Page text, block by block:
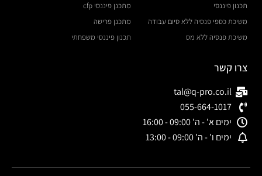
תכנון פיננסי
משיכת כספי פנסיה ללא סיום עבודה
משיכת פנסיה ללא מס
מתכנן פיננסי cfp
מתכנן פרישה
תכנון פיננסי משפחתי
צרו קשר
tal@q-pro.co.il
055-664-1017
ימים א' - ה' 09:00 - 16:00
ימים ו' - ה' 09:00 - 13:00